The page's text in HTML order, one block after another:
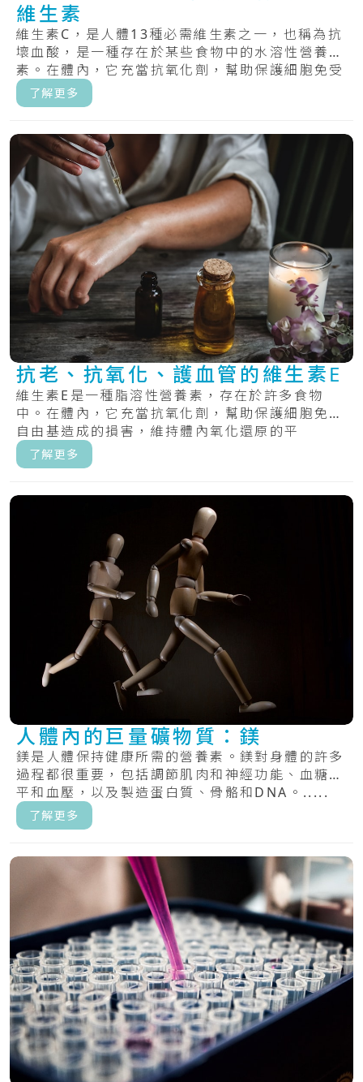
維生素
維生素C，是人體13種必需維生素之一，也稱為抗
壞血酸，是一種存在於某些食物中的水溶性營養
素。在體內，它充當抗氧化劑，幫助保護細胞免受
自由.....
了解更多
抗老、抗氧化、護血管的維生素E
維生素E是一種脂溶性營養素，存在於許多食物
中。在體內，它充當抗氧化劑，幫助保護細胞免受
自由基造成的損害，維持體內氧化還原的平
衡。.....
了解更多
人體內的巨量礦物質：鎂
鎂是人體保持健康所需的營養素。鎂對身體的許多
過程都很重要，包括調節肌肉和神經功能、血糖水
平和血壓，以及製造蛋白質、骨骼和DNA。.....
了解更多